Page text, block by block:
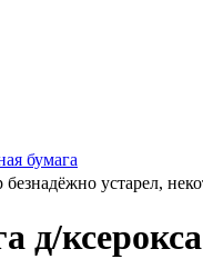
бумага
безнадёжно устарел,
д/